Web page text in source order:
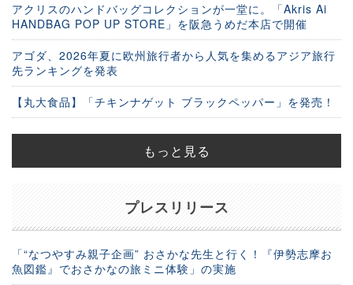
アクリスのハンドバッグコレクションが一堂に。「Akris Ai
HANDBAG POP UP STORE」を阪急うめだ本店で開催
アゴダ、2026年夏に欧州旅行者から人気を集めるアジア旅行
先ランキングを発表
【丸大食品】「チキンナゲット ブラックペッパー」を発売！
もっと見る
プレスリリース
「“なつやすみ親子企画” おさかな先生と行く！『伊勢志摩お
魚図鑑』でおさかなの旅ミニ体験」の実施